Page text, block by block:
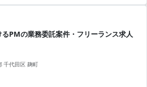
るPMの業務委託案件・フリーランス求人
千代田区 麹町